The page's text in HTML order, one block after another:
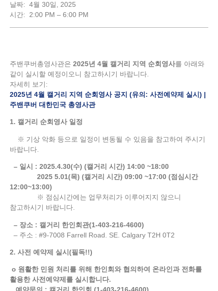
날짜: 4월 30일
, 2025
시간: 2:00 PM – 6:00 PM
주밴쿠버총영사관은 2025년 4월 캘거리 지역 순회영사를 아래와
같이 실시할 예정이오니 참고하시기 바랍니다.
자세히 보기:
2025년 4월 캘거리 지역 순회영사 공지 (유의: 사전예약제 실시) |
주밴쿠버 대한민국 총영사관
1. 캘거리 순회영사 일정
※ 기상 악화 등으로 일정이 변동될 수 있음을 참고하여 주시기
바랍니다.
– 일시 : 2025.4.30(수) (캘거리 시간) 14:00 ~18:00
2025 5.01(목) (캘거리 시간) 09:00 ~17:00 (점심시간
12:00~13:00)
※ 점심시간에는 업무처리가 이루어지지 않으니
참고하시기 바랍니다.
– 장소 : 캘거리 한인회관(1-403-216-4600)
– 주소 : #9-7008 Farrell Road. SE. Calgary T2H 0T2
2. 사전 예약제 실시(필독!!)
o 원활한 민원 처리를 위해 한인회와 협의하여 온라인과 전화를
활용한 사전예약제를 실시합니다.